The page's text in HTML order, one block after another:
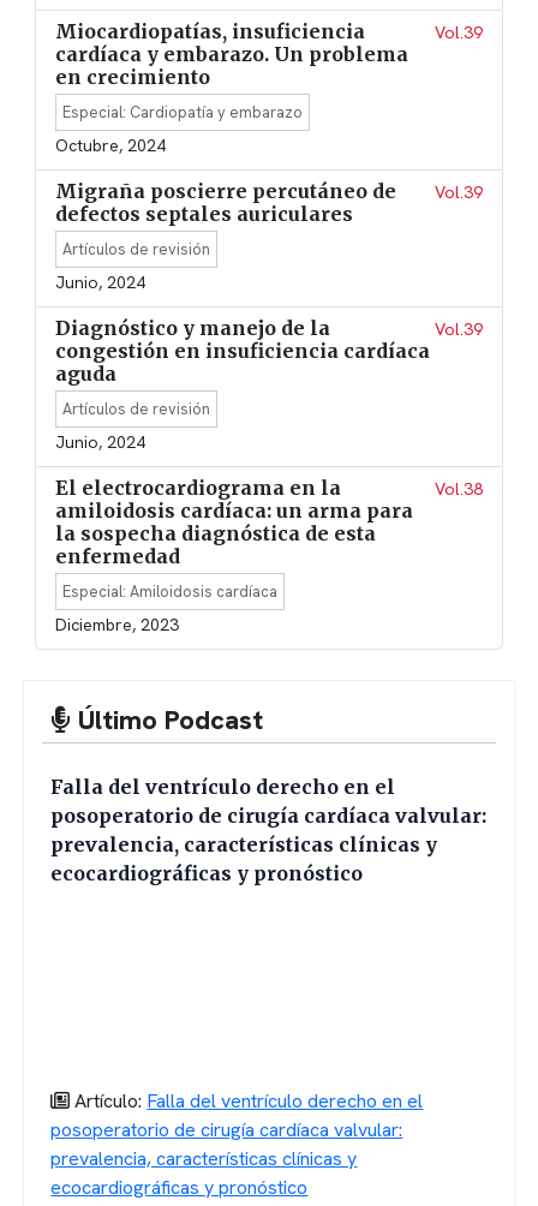
Miocardiopatías, insuficiencia
cardíaca y embarazo. Un problema
en crecimiento
Vol.39
Especial: Cardiopatía y embarazo
Octubre, 2024
Migraña poscierre percutáneo de
defectos septales auriculares
Vol.39
Artículos de revisión
Junio, 2024
Diagnóstico y manejo de la
congestión en insuficiencia cardíaca
aguda
Vol.39
Artículos de revisión
Junio, 2024
El electrocardiograma en la
amiloidosis cardíaca: un arma para
la sospecha diagnóstica de esta
enfermedad
Vol.38
Especial: Amiloidosis cardíaca
Diciembre, 2023
Último Podcast
Falla del ventrículo derecho en el
posoperatorio de cirugía cardíaca valvular:
prevalencia, características clínicas y
ecocardiográficas y pronóstico
Artículo: Falla del ventrículo derecho en el
posoperatorio de cirugía cardíaca valvular:
prevalencia, características clínicas y
ecocardiográficas y pronóstico